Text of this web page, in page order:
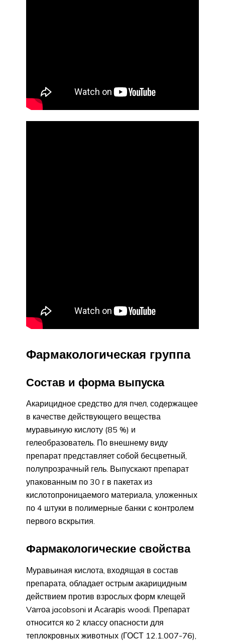
Фармакологическая группа
Состав и форма выпуска
Акарицидное средство для пчел, содержащее
в качестве действующего вещества
муравьиную кислоту (85 %) и
гелеобразователь. По внешнему виду
препарат представляет собой бесцветный,
полупрозрачный гель. Выпускают препарат
упакованным по 30 г в пакетах из
кислотопроницаемого материала, уложенных
по 4 штуки в полимерные банки с контролем
первого вскрытия.
Фармакологические свойства
Муравьиная кислота, входящая в состав
препарата, обладает острым акарицидным
действием против взрослых форм клещей
Vаrrоа jacobsoni и Аcаrарis woodi. Препарат
относится ко 2 классу опасности для
теплокровных животных (ГОСТ 12.1.007-76),